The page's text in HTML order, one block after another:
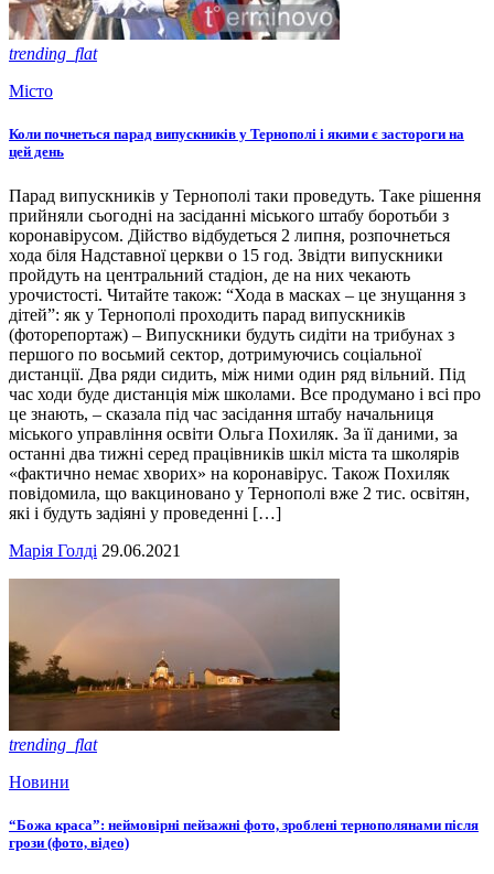
trending_flat
Місто
Коли почнеться парад випускників у Тернополі і якими є застороги на
цей день
Парад випускників у Тернополі таки проведуть. Таке рішення
прийняли сьогодні на засіданні міського штабу боротьби з
коронавірусом. Дійство відбудеться 2 липня, розпочнеться
хода біля Надставної церкви о 15 год. Звідти випускники
пройдуть на центральний стадіон, де на них чекають
урочистості. Читайте також: “Хода в масках – це знущання з
дітей”: як у Тернополі проходить парад випускників
(фоторепортаж) – Випускники будуть сидіти на трибунах з
першого по восьмий сектор, дотримуючись соціальної
дистанції. Два ряди сидить, між ними один ряд вільний. Під
час ходи буде дистанція між школами. Все продумано і всі про
це знають, – сказала під час засідання штабу начальниця
міського управління освіти Ольга Похиляк. За її даними, за
останні два тижні серед працівників шкіл міста та школярів
«фактично немає хворих» на коронавірус. Також Похиляк
повідомила, що вакциновано у Тернополі вже 2 тис. освітян,
які і будуть задіяні у проведенні […]
Марія Голді 29.06.2021
trending_flat
Новини
“Божа краса”: неймовірні пейзажні фото, зроблені тернополянами після
грози (фото, відео)